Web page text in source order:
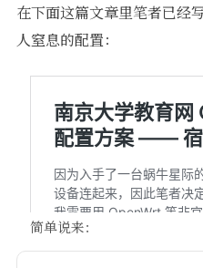
在下面这篇文章里笔者已经
人窒息的配置：
简单说来：